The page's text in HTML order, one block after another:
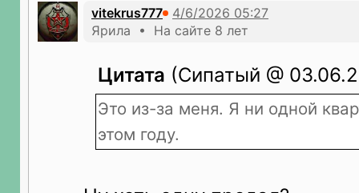
vitekrus777
Ярила • На сайте 8 лет
Цитата (Сипатый @
Это из-за меня. Я ни одной
этом году.